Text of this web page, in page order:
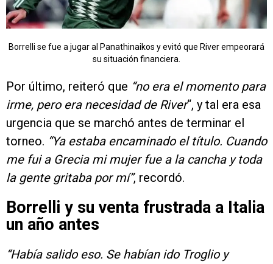
Borrelli se fue a jugar al Panathinaikos y evitó que River empeorará
su situación financiera.
Por último, reiteró que “no era el momento para
irme, pero era necesidad de River“, y tal era esa
urgencia que se marchó antes de terminar el
torneo. “Ya estaba encaminado el título. Cuando
me fui a Grecia mi mujer fue a la cancha y toda
la gente gritaba por mí”, recordó.
Borrelli y su venta frustrada a Italia
un año antes
“Había salido eso. Se habían ido Troglio y